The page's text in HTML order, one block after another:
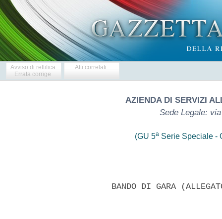
Avviso di rettifica
Errata corrige
Atti correlati
AZIENDA DI SERVIZI
Sede Legale:
(GU 5a Serie Speciale -
BANDO DI GARA